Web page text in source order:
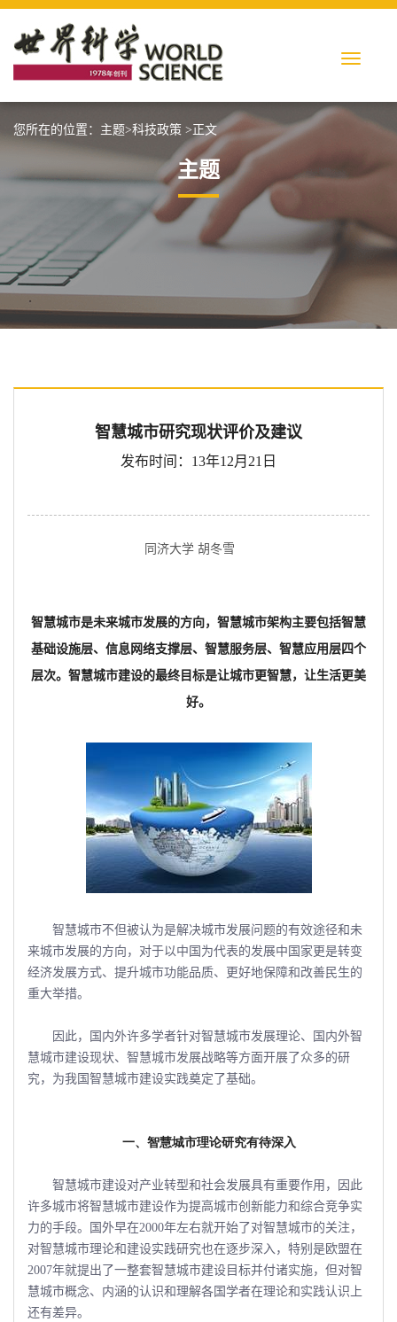
您所在的位置： 主题>科技政策 >正文
主题
智慧城市研究现状评价及建议
发布时间：13年12月21日
同济大学 胡冬雪
智慧城市是未来城市发展的方向，智慧城市架构主要包括智慧
基础设施层、信息网络支撑层、智慧服务层、智慧应用层四个
层次。智慧城市建设的最终目标是让城市更智慧，让生活更美
好。
智慧城市不但被认为是解决城市发展问题的有效途径和未
来城市发展的方向，对于以中国为代表的发展中国家更是转变
经济发展方式、提升城市功能品质、更好地保障和改善民生的
重大举措。
因此，国内外许多学者针对智慧城市发展理论、国内外智
慧城市建设现状、智慧城市发展战略等方面开展了众多的研
究，为我国智慧城市建设实践奠定了基础。
一、智慧城市理论研究有待深入
智慧城市建设对产业转型和社会发展具有重要作用，因此
许多城市将智慧城市建设作为提高城市创新能力和综合竞争实
力的手段。国外早在2000年左右就开始了对智慧城市的关注，
对智慧城市理论和建设实践研究也在逐步深入，特别是欧盟在
2007年就提出了一整套智慧城市建设目标并付诸实施，但对智
慧城市概念、内涵的认识和理解各国学者在理论和实践认识上
还有差异。